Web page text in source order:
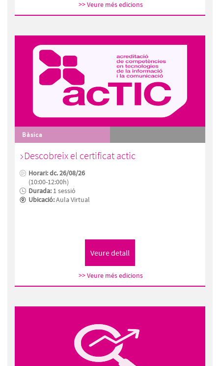
>> Veure més edicions
Bàsica
Descobreix el certificat actic
Horari: dc. 26/08/26
(10:00-12:00h)
Durada: 1 sessió
Ubicació:Aula Virtual
>> Veure més edicions